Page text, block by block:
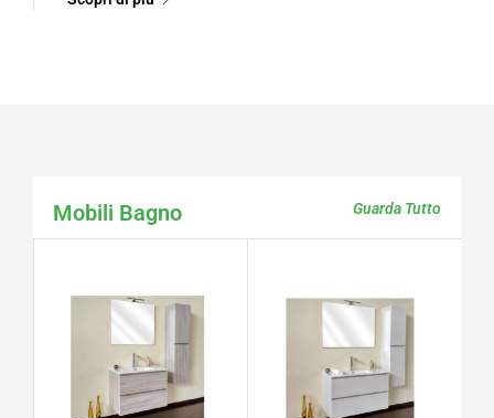
Mobili Bagno Guarda Tutto